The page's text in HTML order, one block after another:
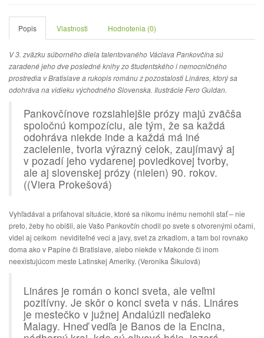
Popis Vlastnosti Hodnotenia (0)
V 3. zväzku súborného diela talentovaného Václava Pankovčína sú
zaradené jeho dve posledné knihy zo študentského i nemocničného
prostredia v Bratislave a rukopis románu z pozostalosti Lináres, ktorý sa
odohráva na vidieku východného Slovenska. Ilustrácie Fero Guldan.
Pankovčínove rozsiahlejšie prózy majú zväčša
spoločnú kompozíciu, ale tým, že sa každá
odohráva niekde inde a každá má iné
zacielenie, tvoria výrazný celok, zaujímavý aj
v pozadí jeho vydarenej poviedkovej tvorby,
ale aj slovenskej prózy (nielen) 90. rokov.
((Viera Prokešová)
Vyhľadával a priťahoval situácie, ktoré sa nikomu inému nemohli stať – nie
preto, žeby ho obišli, ale Vašo Pankovčín chodil po svete s otvorenými očami,
videl aj celkom neviditeľné veci a javy, svet za zrkadlom, a tam bol rovnako
doma ako v Papíne či Bratislave, alebo niekde v Makonde či inom
neexistujúcom meste Latinskej Ameriky. (Veronika Šikulová)
Lináres je román o konci sveta, ale veľmi
pozitívny. Je skôr o konci sveta v nás. Lináres
je mestečko v južnej Andalúzii neďaleko
Malagy. Hneď vedľa je Banos de la Encina,